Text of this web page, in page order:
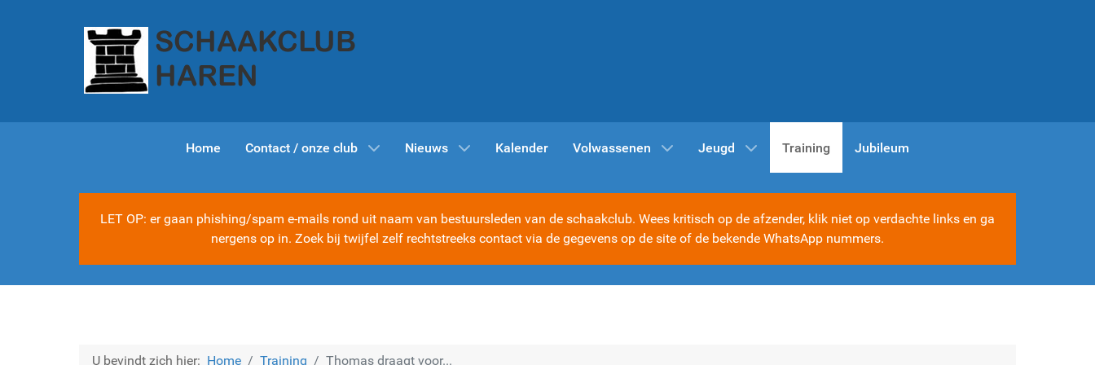
Home Contact / onze club Nieuws Kalender Volwassenen Jeugd Training Jubileum
LET OP: er gaan phishing/spam e-mails rond uit naam van bestuursleden van de schaakclub. Wees kritisch op de afzender, klik niet op verdachte links en ga
nergens op in. Zoek bij twijfel zelf rechtstreeks contact via de gegevens op de site of de bekende WhatsApp nummers.
U bevindt zich hier: Home Training Thomas draagt voor...